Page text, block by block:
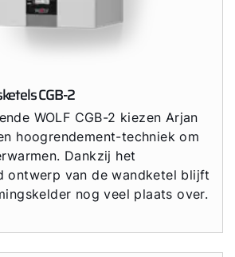
CGB-2
WOLF CGB-2 kiezen Arjan
hoogrendement-techniek om
Dankzij het
ontwerp van de wandketel blijft
nog veel plaats over.